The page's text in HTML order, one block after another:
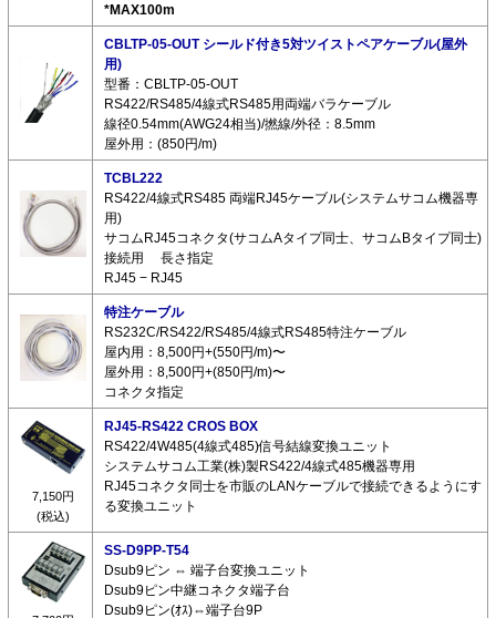
*MAX100m
CBLTP-05-OUT シールド付き5対ツイストペアケーブル(屋外
用)
型番：CBLTP-05-OUT
RS422/RS485/4線式RS485用両端バラケーブル
線径0.54mm(AWG24相当)/撚線/外径：8.5mm
屋外用：(850円/m)
TCBL222
RS422/4線式RS485 両端RJ45ケーブル(システムサコム機器専
用)
サコムRJ45コネクタ(サコムAタイプ同士、サコムBタイプ同士)
接続用 長さ指定
RJ45 − RJ45
特注ケーブル
RS232C/RS422/RS485/4線式RS485特注ケーブル
屋内用：8,500円+(550円/m)〜
屋外用：8,500円+(850円/m)〜
コネクタ指定
7,150円
(税込)
RJ45-RS422 CROS BOX
RS422/4W485(4線式485)信号結線変換ユニット
システムサコム工業(株)製RS422/4線式485機器専用
RJ45コネクタ同士を市販のLANケーブルで接続できるようにす
る変換ユニット
SS-D9PP-T54
Dsub9ピン ⇔ 端子台変換ユニット
Dsub9ピン中継コネクタ端子台
Dsub9ピン(ｵｽ)⇔端子台9P